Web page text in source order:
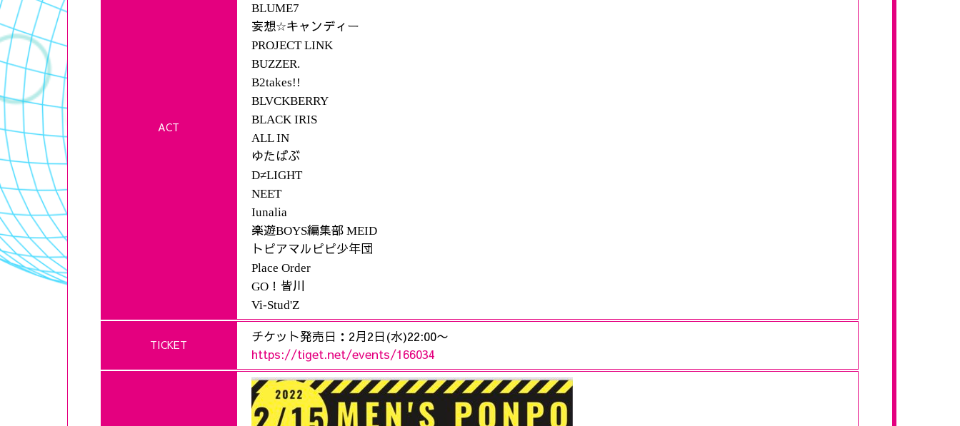
ACT
BLUME7
妄想☆キャンディー
PROJECT LINK
BUZZER.
B2takes!!
BLVCKBERRY
BLACK IRIS
ALL IN
ゆたばぶ
D≠LIGHT
NEET
Iunalia
楽遊BOYS編集部 MEID
トピアマルピピ少年団
Place Order
GO ！皆川
Vi-Stud'Z
TICKET
チケット発売日：2月2日(水)22:00〜
https://tiget.net/events/166034